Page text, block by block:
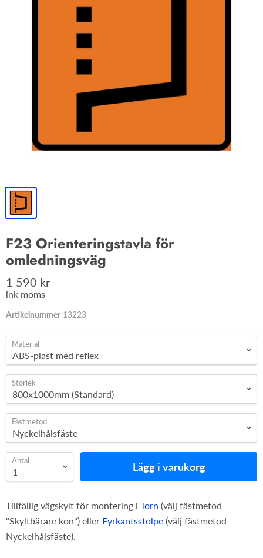
F23 Orienteringstavla för
omledningsväg
1 590 kr
ink moms
Artikelnummer 13223
Material
Storlek
Fästmetod
Antal Lägg i varukorg
Tillfällig vägskylt för montering i Torn (välj fästmetod
"Skyltbärare kon") eller Fyrkantsstolpe (välj fästmetod
Nyckelhålsfäste).